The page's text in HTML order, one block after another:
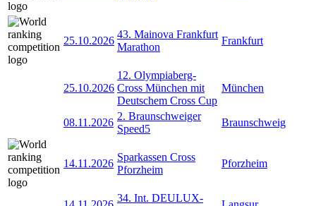
25.10.2026
43. Mainova Frankfurt
Marathon
Frankfurt
25.10.2026
12. Olympiaberg-
Cross München mit
Deutschem Cross Cup
München
08.11.2026
2. Braunschweiger
Speed5
Braunschweig
14.11.2026
Sparkassen Cross
Pforzheim
Pforzheim
34. Int. DEULUX-